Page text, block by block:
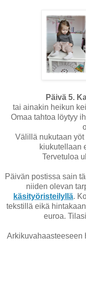
Päivä 5.
tai ainakin heikun
Omaa tahtoa löytyy
Välillä nukutaan
kiukutellaan
Tervetuloa
Päivän postissa sain
niiden olevan
käsityöristeilyllä.
tekstillä eikä
euroa.
Arkikuvahaasteeseen